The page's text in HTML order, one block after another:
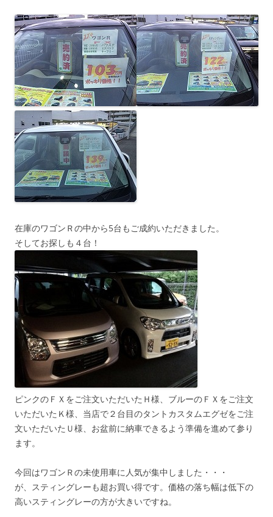
在庫のワゴンＲの中から5台もご成約いただきました。
そしてお探しも４台！
ピンクのＦＸをご注文いただいたＨ様、ブルーのＦＸをご注文
いただいたＫ様、当店で２台目のタントカスタムエグゼをご注
文いただいたＵ様、お盆前に納車できるよう準備を進めて参り
ます。
今回はワゴンＲの未使用車に人気が集中しました・・・
が、スティングレーも超お買い得です。価格の落ち幅は低下の
高いスティングレーの方が大きいですね。